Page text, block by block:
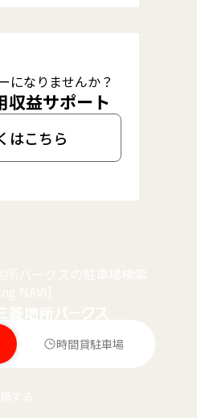
になりませんか？
収益サポート
はこちら
時間貸駐車場